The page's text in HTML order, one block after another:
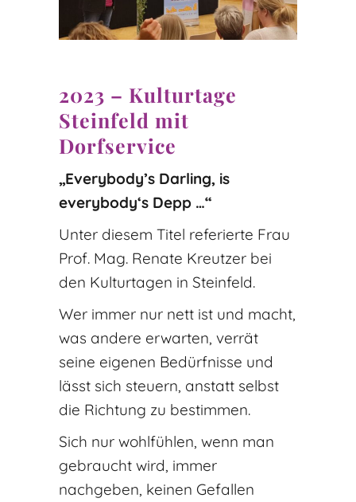
2023 – Kulturtage
Steinfeld mit
Dorfservice
„Everybody’s Darling, is
everybody‘s Depp …“
Unter diesem Titel referierte Frau
Prof. Mag. Renate Kreutzer bei
den Kulturtagen in Steinfeld.
Wer immer nur nett ist und macht,
was andere erwarten, verrät
seine eigenen Bedürfnisse und
lässt sich steuern, anstatt selbst
die Richtung zu bestimmen.
Sich nur wohlfühlen, wenn man
gebraucht wird, immer
nachgeben, keinen Gefallen